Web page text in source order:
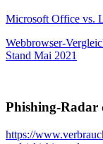
Microsoft Office vs.
Webbrowser-
Stand Mai 2021
Phishing-Radar
https://